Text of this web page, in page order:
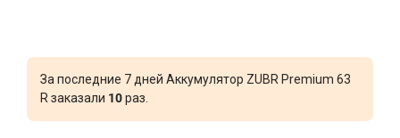
За последние 7 дней Аккумулятор ZUBR Premium 63
R заказали 10раз.